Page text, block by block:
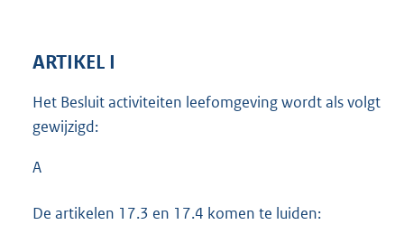
ARTIKEL I
Het Besluit activiteiten leefomgeving wordt als volgt
gewijzigd:
A
De artikelen 17.3 en 17.4 komen te luiden: